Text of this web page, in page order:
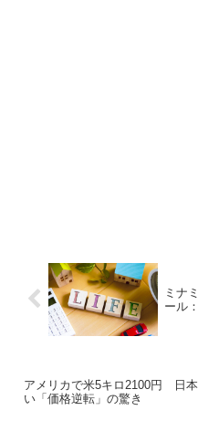
ミナ
ール
アメリカで米5キロ2100円 日
い「価格逆転」の驚き